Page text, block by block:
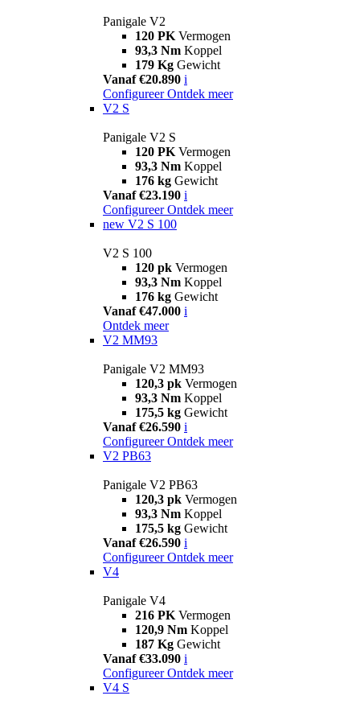
Panigale V2
120 PK Vermogen
93,3 Nm Koppel
179 Kg Gewicht
Vanaf €20.890 i
Configureer Ontdek meer
V2 S
Panigale V2 S
120 PK Vermogen
93,3 Nm Koppel
176 kg Gewicht
Vanaf €23.190 i
Configureer Ontdek meer
new V2 S 100
V2 S 100
120 pk Vermogen
93,3 Nm Koppel
176 kg Gewicht
Vanaf €47.000 i
Ontdek meer
V2 MM93
Panigale V2 MM93
120,3 pk Vermogen
93,3 Nm Koppel
175,5 kg Gewicht
Vanaf €26.590 i
Configureer Ontdek meer
V2 PB63
Panigale V2 PB63
120,3 pk Vermogen
93,3 Nm Koppel
175,5 kg Gewicht
Vanaf €26.590 i
Configureer Ontdek meer
V4
Panigale V4
216 PK Vermogen
120,9 Nm Koppel
187 Kg Gewicht
Vanaf €33.090 i
Configureer Ontdek meer
V4 S